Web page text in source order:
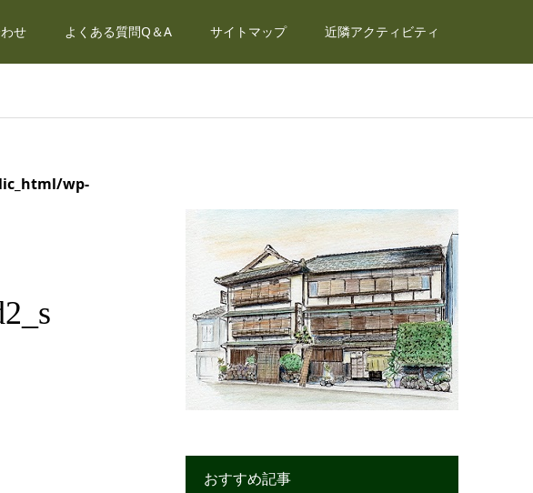
せ よくある質問Q＆A サイトマップ 近隣アクティビティ
wp-
おすすめ記事